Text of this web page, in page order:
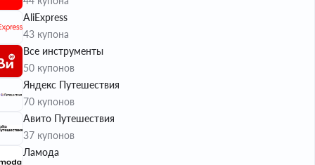
AliExpress
43 купона
Все инструменты
50 купонов
Яндекс Путешествия
70 купонов
Авито Путешествия
37 купонов
Ламода